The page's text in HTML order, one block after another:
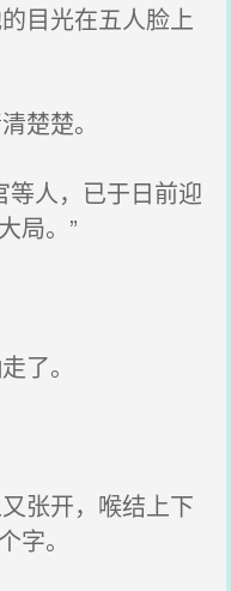
目光在五人脸上
楚楚。
人，已于日前迎
局。”
了。
张开，喉结上下
字。